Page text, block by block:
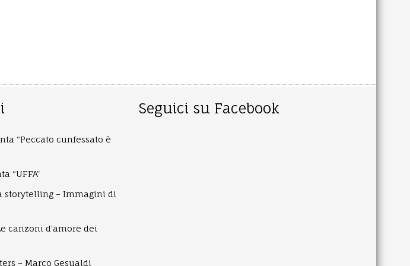
“Peccato cunfessato è
“UFFA”
storytelling – Immagini di
canzoni d’amore dei
– Marco Gesualdi
Seguici su Facebook